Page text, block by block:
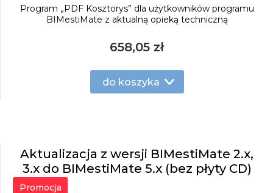
Program „PDF Kosztorys” dla użytkowników programu
BIMestiMate z aktualną opieką techniczną
658,05 zł
do koszyka
Aktualizacja z wersji BIMestiMate 2.x,
3.x do BIMestiMate 5.x (bez płyty CD)
Promocja